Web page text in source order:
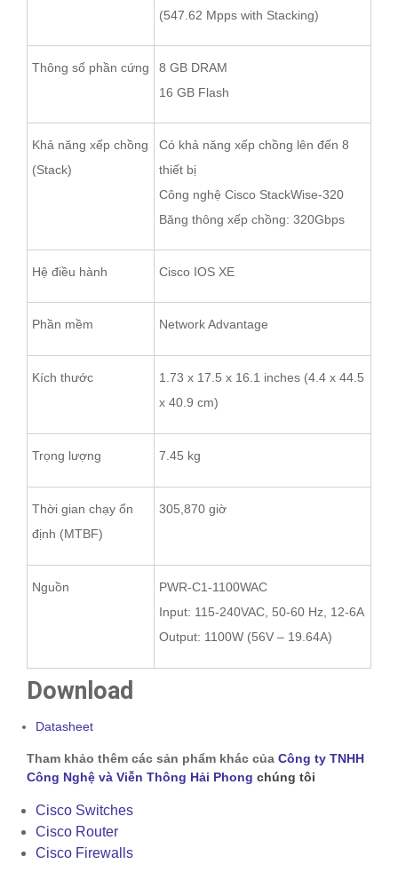
(547.62 Mpps with Stacking)
Thông số phần cứng
8 GB DRAM
16 GB Flash
Khả năng xếp chồng
(Stack)
Có khả năng xếp chồng lên đến 8
thiết bị
Công nghệ Cisco StackWise-320
Băng thông xếp chồng: 320Gbps
Hệ điều hành Cisco IOS XE
Phần mềm Network Advantage
Kích thước
1.73 x 17.5 x 16.1 inches (4.4 x 44.5
x 40.9 cm)
Trọng lượng 7.45 kg
Thời gian chạy ổn
định (MTBF)
305,870 giờ
Nguồn
PWR-C1-1100WAC
Input: 115-240VAC, 50-60 Hz, 12-6A
Output: 1100W (56V – 19.64A)
Download
Datasheet
Tham khảo thêm các sản phẩm khác của Công ty TNHH
Công Nghệ và Viễn Thông Hải Phong chúng tôi
Cisco Switches
Cisco Router
Cisco Firewalls